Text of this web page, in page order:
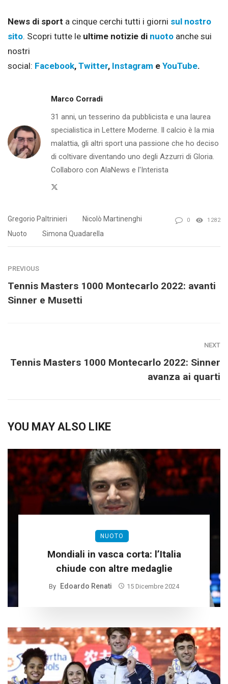
News di sport a cinque cerchi tutti i giorni sul nostro
sito. Scopri tutte le ultime notizie di nuoto anche sui
nostri
social: Facebook, Twitter, Instagram e YouTube.
Marco Corradi
31 anni, un tesserino da pubblicista e una laurea
specialistica in Lettere Moderne. Il calcio è la mia
malattia, gli altri sport una passione che ho deciso
di coltivare diventando uno degli Azzurri di Gloria.
Collaboro con AlaNews e l'Interista
Gregorio Paltrinieri
Nicolò Martinenghi
Nuoto
Simona Quadarella
0 1282
PREVIOUS
Tennis Masters 1000 Montecarlo 2022: avanti
Sinner e Musetti
NEXT
Tennis Masters 1000 Montecarlo 2022: Sinner
avanza ai quarti
YOU MAY ALSO LIKE
NUOTO
Mondiali in vasca corta: l’Italia
chiude con altre medaglie
By Edoardo Renati 15 Dicembre 2024